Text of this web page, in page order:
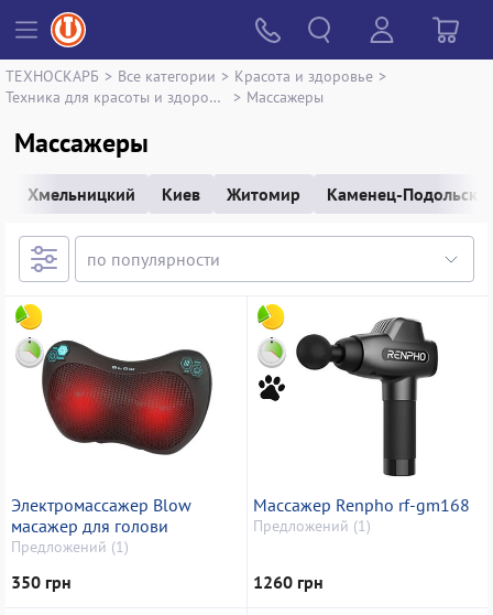
ТЕХНОСКАРБ > Все категории > Красота и здоровье >
Техника для красоты и здоровья
> Массажеры
Массажеры
Хмельницкий Киев Житомир Каменец-
Электромассажер Blow
масажер для голови
Предложений (1)
350 грн
Массажер Renpho rf-gm168
Предложений (1)
1260 грн